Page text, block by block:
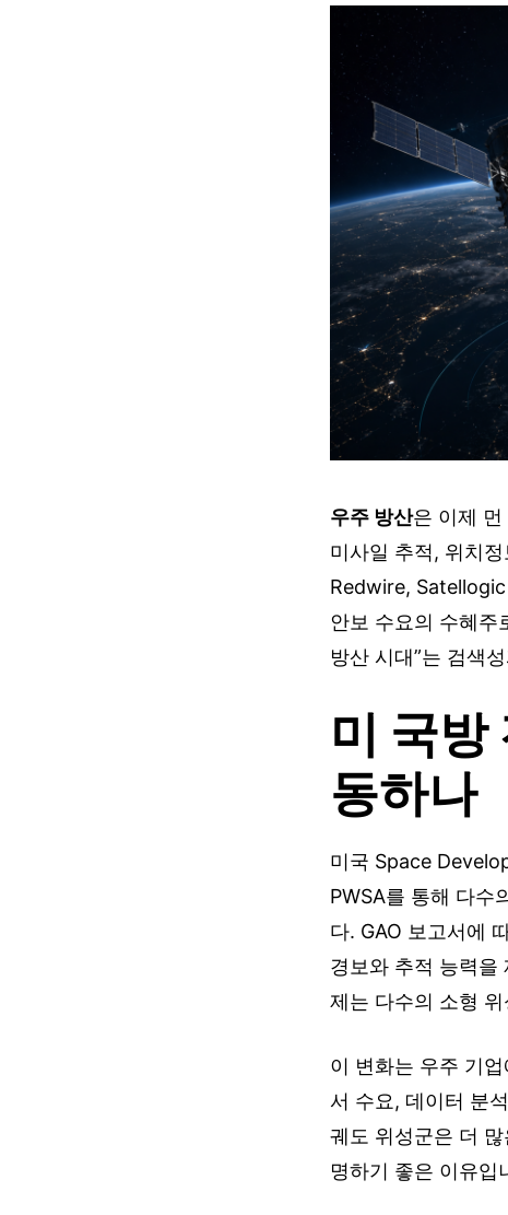
우주 방산은 이제
미사일 추적, 위치
Redwire,
안보 수요의 수혜주
방산 시대”는 검색
미 국방
동하나
미국 Space
PWSA를 통해 다수
다. GAO 보고서에
경보와 추적 능력을
제는 다수의 소형
이 변화는 우주 기
서 수요, 데이터 분
궤도 위성군은 더
명하기 좋은 이유입